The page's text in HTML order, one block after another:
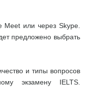
Meet или через Skype.
предложено выбрать
и типы вопросов
экзамену IELTS.